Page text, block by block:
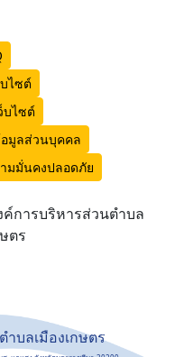
ไซต์
บไซต์
มูลส่วนบุคคล
มมั่นคงปลอดภัย
การบริหารส่วนตำบล
ตร
บลเมืองเกษตร